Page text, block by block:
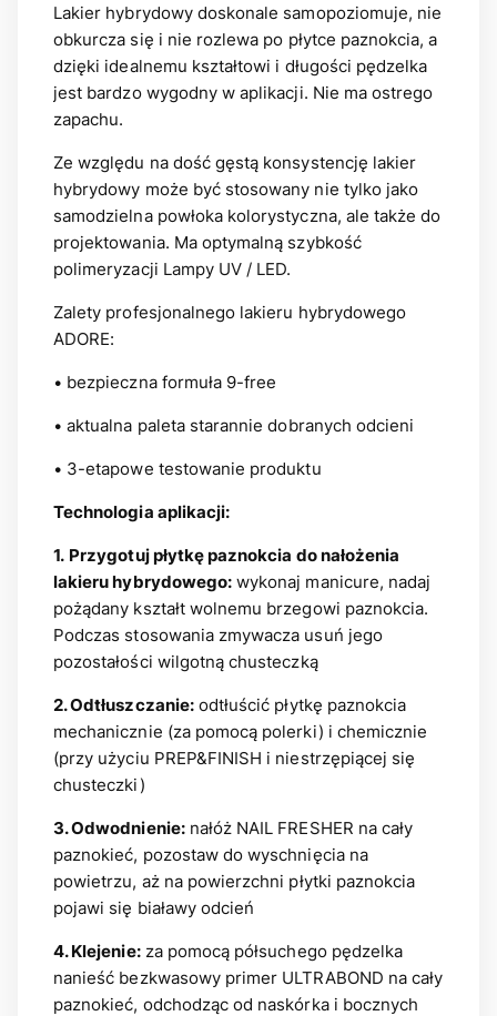
Lakier hybrydowy doskonale samopoziomuje, nie
obkurcza się i nie rozlewa po płytce paznokcia, a
dzięki idealnemu kształtowi i długości pędzelka
jest bardzo wygodny w aplikacji. Nie ma ostrego
zapachu.
Ze względu na dość gęstą konsystencję lakier
hybrydowy może być stosowany nie tylko jako
samodzielna powłoka kolorystyczna, ale także do
projektowania. Ma optymalną szybkość
polimeryzacji Lampy UV / LED.
Zalety profesjonalnego lakieru hybrydowego
ADORE:
• bezpieczna formuła 9-free
• aktualna paleta starannie dobranych odcieni
• 3-etapowe testowanie produktu
Technologia aplikacji:
1. Przygotuj płytkę paznokcia do nałożenia
lakieru hybrydowego: wykonaj manicure, nadaj
pożądany kształt wolnemu brzegowi paznokcia.
Podczas stosowania zmywacza usuń jego
pozostałości wilgotną chusteczką
2. Odtłuszczanie:odtłuścić płytkę paznokcia
mechanicznie (za pomocą polerki) i chemicznie
(przy użyciu PREP&FINISH i niestrzępiącej się
chusteczki)
3. Odwodnienie:nałóż NAIL FRESHER na cały
paznokieć, pozostaw do wyschnięcia na
powietrzu, aż na powierzchni płytki paznokcia
pojawi się białawy odcień
4. Klejenie:za pomocą półsuchego pędzelka
nanieść bezkwasowy primer ULTRABOND na cały
paznokieć, odchodząc od naskórka i bocznych